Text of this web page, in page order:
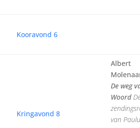
Kooravond 6
Kringavond 8
Albert
De weg
Woord
van